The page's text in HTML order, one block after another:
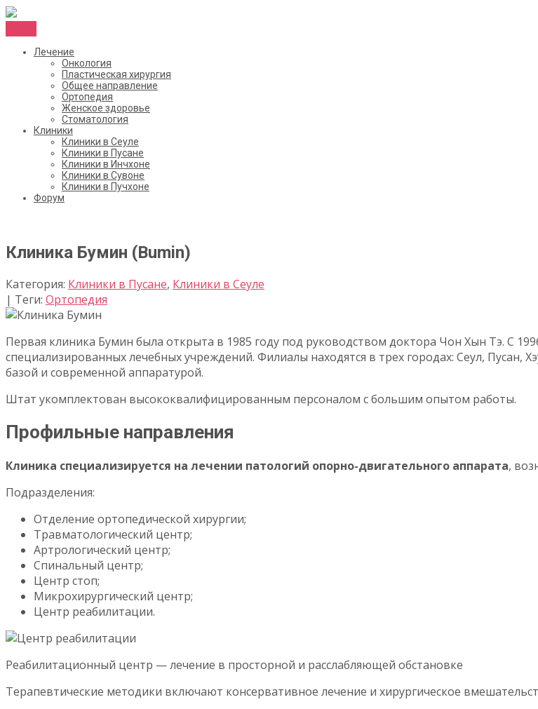
Лечение
Онкология
Пластическая хирургия
Общее направление
Ортопедия
Женское здоровье
Стоматология
Клиники
Клиники в Сеуле
Клиники в Пусане
Клиники в Инчхоне
Клиники в Сувоне
Клиники в Пучхоне
Форум
Клиника Бумин (Bumin)
Категория: Клиники в Пусане, Клиники в Сеуле
| Теги: Ортопедия
Первая клиника Бумин была открыта в 1985 году под руководством доктора Чон Хын Тэ. С
специализированных лечебных учреждений. Филиалы находятся в трех городах: Сеул, Пусан,
базой и современной аппаратурой.
Штат укомплектован высококвалифицированным персоналом с большим опытом работы.
Профильные направления
Клиника специализируется на лечении патологий опорно-двигательного аппарата,
Подразделения:
Отделение ортопедической хирургии;
Травматологический центр;
Артрологический центр;
Спинальный центр;
Центр стоп;
Микрохирургический центр;
Центр реабилитации.
Реабилитационный центр — лечение в просторной и расслабляющей обстановке
Терапевтические методики включают консервативное лечение и хирургическое